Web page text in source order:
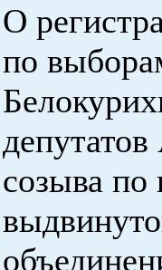
О
по
созыва по